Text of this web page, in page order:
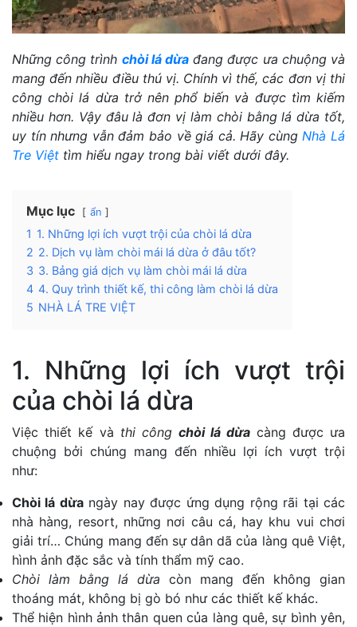
Những công trình chòi ládừa đang được ưa chuộng và
mang đến nhiều điều thú vị. Chính vì thế, các đơn vị thi
công chòi lá dừa trở nên phổ biến và được tìm kiếm
nhiều hơn. Vậy đâu là đơn vị làm chòi bằng lá dừa tốt,
uy tín nhưng vẫn đảm bảo về giá cả. Hãy cùngNhà Lá
Tre Việt tìm hiểu ngay trong bài viết dưới đây.
Mục lục ẩn
1 1. Những lợi ích vượt trội của chòi lá dừa
2 2. Dịch vụ làm chòi mái lá dừa ở đâu tốt?
3 3. Bảng giá dịch vụ làm chòi mái lá dừa
4 4. Quy trình thiết kế, thi công làm chòi lá dừa
5 NHÀ LÁ TRE VIỆT
1. Những lợi ích vượt trội
của chòi lá dừa
Việc thiết kế và thi côngchòi lá dừa càng được ưa
chuộng bởi chúng mang đến nhiều lợi ích vượt trội
như:
Chòi lá dừangày nay được ứng dụng rộng rãi tại các
nhà hàng, resort, những nơi câu cá, hay khu vui chơi
giải trí… Chúng mang đến sự dân dã của làng quê Việt,
hình ảnh đặc sắc và tính thẩm mỹ cao.
Chòi làm bằng lá dừa còn mang đến không gian
thoáng mát, không bị gò bó như các thiết kế khác.
Thể hiện hình ảnh thân quen của làng quê, sự bình yên,